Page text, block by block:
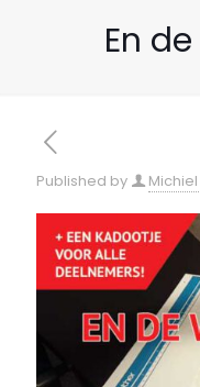
En
Published by